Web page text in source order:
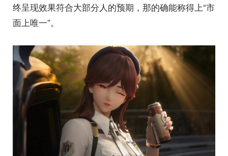
终呈现效果符合大部分人的预期，那的确能称得上“市
面上唯一”。